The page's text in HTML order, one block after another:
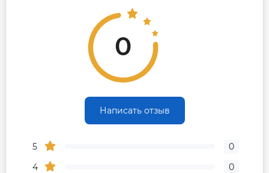
0
Написать отзыв
5
0
4
0